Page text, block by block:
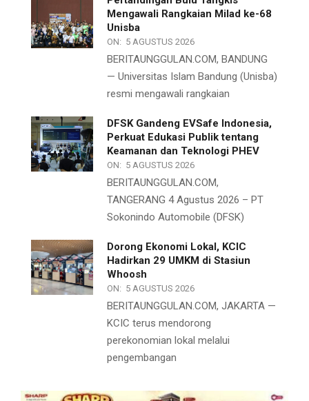
Mengawali Rangkaian Milad ke-68
Unisba
ON: 5 AGUSTUS 2026
BERITAUNGGULAN.COM, BANDUNG
— Universitas Islam Bandung (Unisba)
resmi mengawali rangkaian
DFSK Gandeng EVSafe Indonesia,
Perkuat Edukasi Publik tentang
Keamanan dan Teknologi PHEV
ON: 5 AGUSTUS 2026
BERITAUNGGULAN.COM,
TANGERANG 4 Agustus 2026 – PT
Sokonindo Automobile (DFSK)
Dorong Ekonomi Lokal, KCIC
Hadirkan 29 UMKM di Stasiun
Whoosh
ON: 5 AGUSTUS 2026
BERITAUNGGULAN.COM, JAKARTA —
KCIC terus mendorong
perekonomian lokal melalui
pengembangan